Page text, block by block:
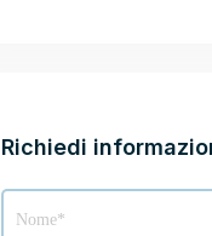
Richiedi
Permuta